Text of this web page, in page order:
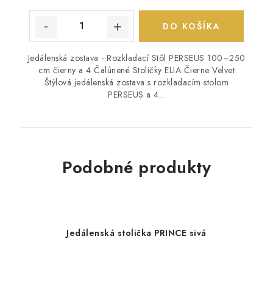
DO KOŠÍKA
Jedálenská zostava - Rozkladací Stôl PERSEUS 100–250
cm čierny a 4 Čalúnené Stoličky ELIA Čierne Velvet
Štýlová jedálenská zostava s rozkladacím stolom
PERSEUS a 4...
Podobné produkty
Jedálenská stolička PRINCE sivá